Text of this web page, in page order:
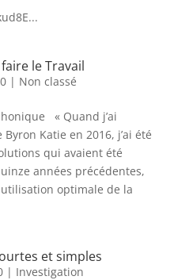
le Travail
| Non classé
« Quand j’ai
Katie en 2016, j’ai été
qui avaient été
années précédentes,
optimale de la
et simples
| Investigation